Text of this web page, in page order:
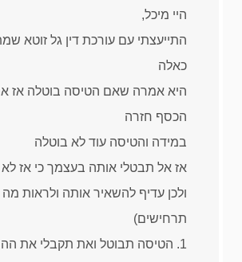
היי מיכל,
התייעצתי עם עורכת דין גל זוטא
כאלה
היא אמרה שאם הטיסה בוטלה אז
הכסף חזרה
במידה והטיסה עוד לא בוטלה
אז אל תבטלי אותה בעצמך כי אז
ולכן עדיף להשאיר אותה ולראות מה
תרחישים)
1. הטיסה תבוטל ואת תקבלי את